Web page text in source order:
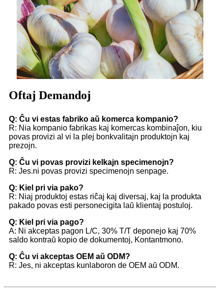
Oftaj Demandoj
Q: Ĉu vi estas fabriko aŭ komerca kompanio?
R: Nia kompanio fabrikas kaj komercas kombinaĵon, kiu
povas provizi al vi la plej bonkvalitajn produktojn kaj
prezojn.
Q: Ĉu vi povas provizi kelkajn specimenojn?
R: Jes.ni povas provizi specimenojn senpage.
Q: Kiel pri via pako?
R: Niaj produktoj estas riĉaj kaj diversaj, kaj la produkta
pakado povas esti personecigita laŭ klientaj postuloj.
Q: Kiel pri via pago?
A: Ni akceptas pagon L/C, 30% T/T deponejo kaj 70%
saldo kontraŭ kopio de dokumentoj, Kontantmono.
Q: Ĉu vi akceptas OEM aŭ ODM?
R: Jes, ni akceptas kunlaboron de OEM aŭ ODM.